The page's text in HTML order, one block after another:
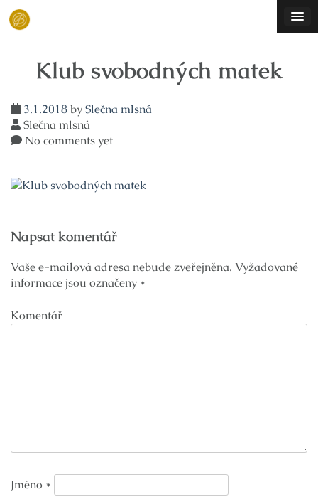
Skip
Klub svobodných matek
3.1.2018bySlečna mlsná
Slečna mlsná
No comments yet
pro
příspěvek
Napsat komentář
Vaše e-mailová adresa nebude zveřejněna. Vyžadované
informace jsou označeny *
Komentář
Jméno *